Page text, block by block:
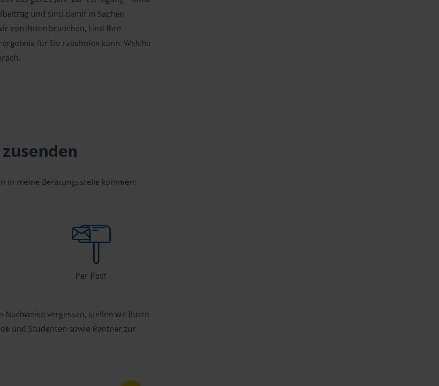
und sind damit in Sachen
von Ihnen brauchen, sind Ihre
für Sie rausholen kann. Welche
in meine Beratungsstelle kommen:
Per Post
vergessen, stellen wir Ihnen
und Studenten sowie Rentner zur